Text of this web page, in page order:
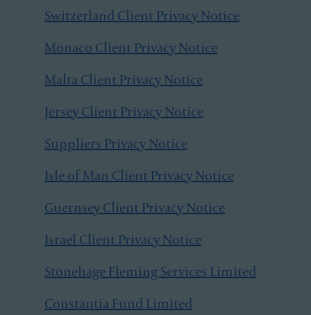
Switzerland Client Privacy Notice
Monaco Client Privacy Notice
Malta Client Privacy Notice
Jersey Client Privacy Notice
Suppliers Privacy Notice
Isle of Man Client Privacy Notice
Guernsey Client Privacy Notice
Israel Client Privacy Notice
Stonehage Fleming Services Limited
Constantia Fund Limited